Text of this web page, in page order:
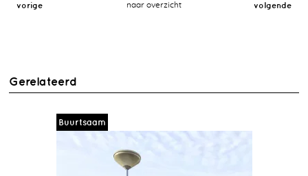
vorige naar overzicht volgende
Gerelateerd
Buurtsaam